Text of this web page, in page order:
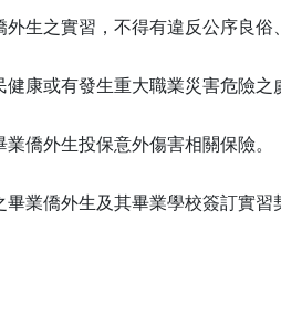
外生之實習，不得有違反公序良俗
康或有發生重大職業災害危險之
外生投保意外傷害相關保險。
業僑外生及其畢業學校簽訂實習